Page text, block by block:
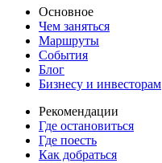
Основное
Чем заняться
Маршруты
События
Блог
Бизнесу и инвесторам
Рекомендации
Где остановиться
Где поесть
Как добраться